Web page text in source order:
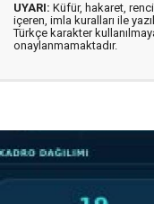
UYARI: Küfür, hakaret,
içeren, imla kuralları ile
Türkçe karakter
onaylanmamaktadır.